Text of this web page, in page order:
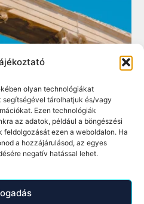
olyan technológiákat
segítségével tárolhatjuk és/vagy
Ezen technológiák
az adatok, például a böngészési
ezen a weboldalon. Ha
a hozzájárulásod, az egyes
negatív hatással lehet.